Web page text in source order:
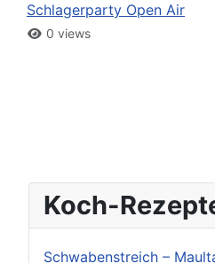
Schlagerparty Open Air
0 views
Koch-
Schwabenstreich –